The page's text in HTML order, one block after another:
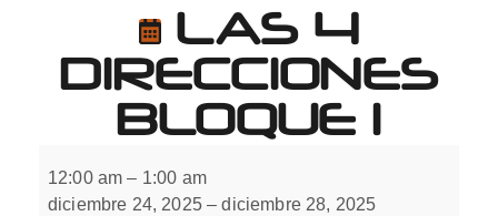
LAS 4
DIRECCIONES
BLOQUE 1
direcciones
Bloque
12:00 am – 1:00 am
diciembre 24, 2025 –diciembre 28, 2025